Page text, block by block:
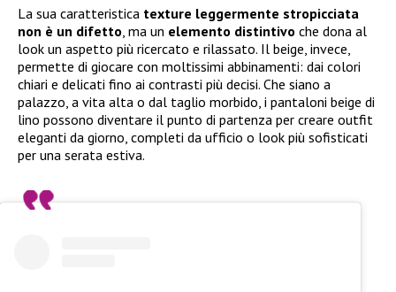
La sua caratteristica texture leggermente stropicciata
non è un difetto, ma un elemento distintivo che dona al
look un aspetto più ricercato e rilassato. Il beige, invece,
permette di giocare con moltissimi abbinamenti: dai colori
chiari e delicati fino ai contrasti più decisi. Che siano a
palazzo, a vita alta o dal taglio morbido, i pantaloni beige di
lino possono diventare il punto di partenza per creare outfit
eleganti da giorno, completi da ufficio o look più sofisticati
per una serata estiva.